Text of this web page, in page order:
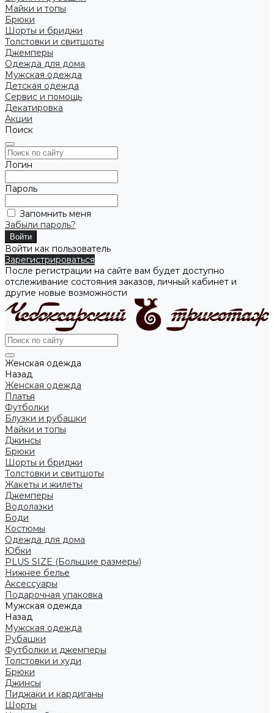
Майки и топы
Брюки
Шорты и бриджи
Толстовки и свитшоты
Джемперы
Одежда для дома
Мужская одежда
Детская одежда
Сервис и помощь
Декатировка
Акции
Поиск
Логин
Пароль
Запомнить меня
Забыли пароль?
Войти как пользователь
Зарегистрироваться
После регистрации на сайте вам будет доступно
отслеживание состояния заказов, личный кабинет и
другие новые возможности
Женская одежда
Назад
Женская одежда
Платья
Футболки
Блузки и рубашки
Майки и топы
Джинсы
Брюки
Шорты и бриджи
Толстовки и свитшоты
Жакеты и жилеты
Джемперы
Водолазки
Боди
Костюмы
Одежда для дома
Юбки
PLUS SIZE (Большие размеры)
Нижнее белье
Аксессуары
Подарочная упаковка
Мужская одежда
Назад
Мужская одежда
Рубашки
Футболки и джемперы
Толстовки и худи
Брюки
Джинсы
Пиджаки и кардиганы
Шорты